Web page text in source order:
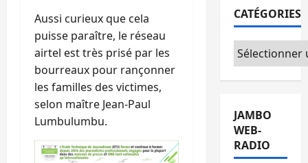
Aussi curieux que cela
puisse paraître, le réseau
airtel est très prisé par les
bourreaux pour rançonner
les familles des victimes,
selon maître Jean-Paul
Lumbulumbu.
CATÉGORIES
Catégories
JAMBO
WEB-
RADIO